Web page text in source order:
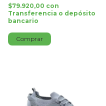
$79.920,00 con
Transferencia o depósito
bancario
Comprar